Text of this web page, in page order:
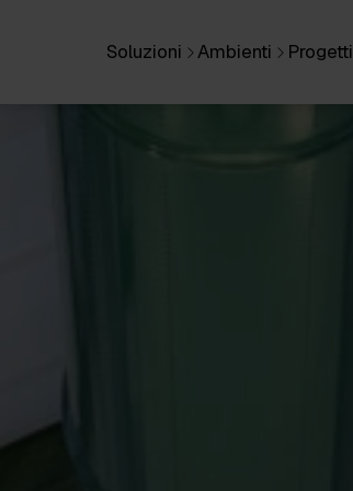
Soluzioni Ambienti Progetti